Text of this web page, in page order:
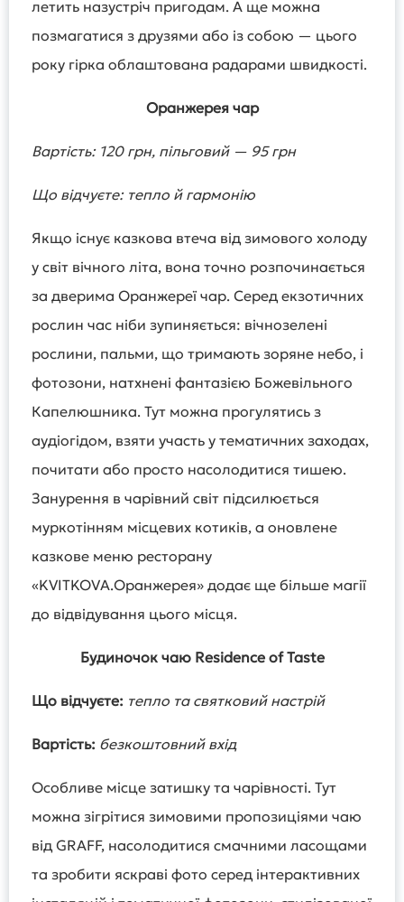
летить назустріч пригодам. А ще можна
позмагатися з друзями або із собою — цього
року гірка облаштована радарами швидкості.
Оранжерея чар
Вартість: 120 грн, пільговий — 95 грн
Що відчуєте: тепло й гармонію
Якщо існує казкова втеча від зимового холоду
у світ вічного літа, вона точно розпочинається
за дверима Оранжереї чар. Серед екзотичних
рослин час ніби зупиняється: вічнозелені
рослини, пальми, що тримають зоряне небо, і
фотозони, натхнені фантазією Божевільного
Капелюшника. Тут можна прогулятись з
аудіогідом, взяти участь у тематичних заходах,
почитати або просто насолодитися тишею.
Занурення в чарівний світ підсилюється
муркотінням місцевих котиків, а оновлене
казкове меню ресторану
«KVITKOVA.Оранжерея» додає ще більше магії
до відвідування цього місця.
Будиночок чаю Residence of Taste
Що відчуєте: тепло та святковий настрій
Вартість: безкоштовний вхід
Особливе місце затишку та чарівності. Тут
можна зігрітися зимовими пропозиціями чаю
від GRAFF, насолодитися смачними ласощами
та зробити яскраві фото серед інтерактивних